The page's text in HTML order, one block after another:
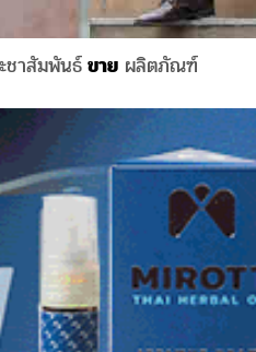
ชาสัมพันธ์ขาย ผลิตภัณฑ์